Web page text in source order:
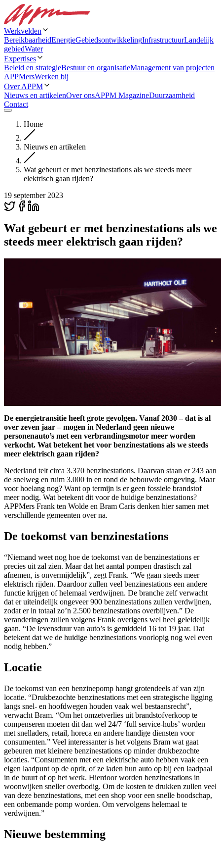
Werkvelden
BereikbaarheidEnergieGebiedsontwikkelingInfrastructuurLandelijk
gebiedWater
Expertises
Beleid en strategieBestuur en organisatieManagement van projecten
APPMersWerken bij
Over APPM
Nieuws en artikelenOver onsAPPM MagazineDuurzaamheid
Contact
Home
Nieuws en artikelen
Wat gebeurt er met benzinestations als we steeds meer
elektrisch gaan rijden?
19 september 2023
Wat gebeurt er met benzinestations als we
steeds meer elektrisch gaan rijden?
De energietransitie heeft grote gevolgen. Vanaf 2030 – dat is al
over zeven jaar – mogen in Nederland geen nieuwe
personenauto’s met een verbrandingsmotor meer worden
verkocht. Wat betekent het voor benzinestations als we steeds
meer elektrisch gaan rijden?
Nederland telt circa 3.370 benzinestations. Daarvan staan er 243 aan
de snelweg en ruim 3.000 in en rond de bebouwde omgeving. Maar
voor hoelang nog? Want op termijn is er geen fossiele brandstof
meer nodig. Wat betekent dit voor de huidige benzinestations?
APPMers Frank ten Wolde en Bram Caris denken hier samen met
verschillende gemeenten over na.
De toekomst van benzinestations
“Niemand weet nog hoe de toekomst van de benzinestations er
precies uit zal zien. Maar dat het aantal pompen drastisch zal
afnemen, is onvermijdelijk”, zegt Frank. “We gaan steeds meer
elektrisch rijden. Daardoor zullen veel benzinestations een andere
functie krijgen of helemaal verdwijnen. De branche zelf verwacht
dat er uiteindelijk ongeveer 900 benzinestations zullen verdwijnen,
zodat er in totaal zo’n 2.500 benzinestations overblijven.” De
veranderingen zullen volgens Frank overigens wel heel geleidelijk
gaan. “De levensduur van auto’s is gemiddeld 16 tot 19 jaar. Dat
betekent dat we de huidige benzinestations voorlopig nog wel even
nodig hebben.”
Locatie
De toekomst van een benzinepomp hangt grotendeels af van zijn
locatie. “Drukbezochte benzinestations met een strategische ligging
langs snel- en hoofdwegen houden vaak wel bestaansrecht”,
verwacht Bram. “Om het omzetverlies uit brandstofverkoop te
compenseren moeten dit dan wel 24/7 ‘full service-hubs’ worden
met snelladers, retail, horeca en andere handige diensten voor
consumenten.” Veel interessanter is het volgens Bram wat gaat
gebeuren met kleinere benzinestations op minder drukbezochte
locaties. “Consumenten met een elektrische auto hebben vaak een
eigen laadpunt op de oprit, of ze laden hun auto op bij een laadpaal
in de buurt of op het werk. Hierdoor worden benzinestations in
woonwijken sneller overbodig. Om de kosten te drukken zullen veel
van deze benzinestations, met een shop voor een snelle boodschap,
een onbemande pomp worden. Om vervolgens helemaal te
verdwijnen.”
Nieuwe bestemming